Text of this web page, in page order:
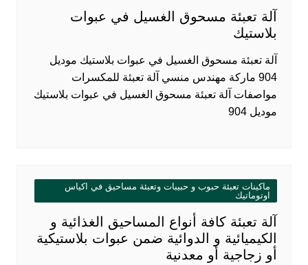
‏‏آلة تعبئة مسحوق الغسيل في عبوات
بلاستيك
‏‏آلة تعبئة مسحوق الغسيل في عبوات بلاستيك موديل
904 ماركة مهندس منسي آلة تعبئة للمكسرات
مواصفات ‏‏آلة تعبئة مسحوق الغسيل في عبوات بلاستيك
موديل 904
ماكينات تعبئة حبوب و حبيبات وتعبئة مساحيق في اكياس
اوتوماتيك
آلة تعبئة كافة أنواع المساحيق الغذائية و
الكيميائية و الدوائية ضمن عبوات بلاستيكية
أو زجاجية أو معدنية